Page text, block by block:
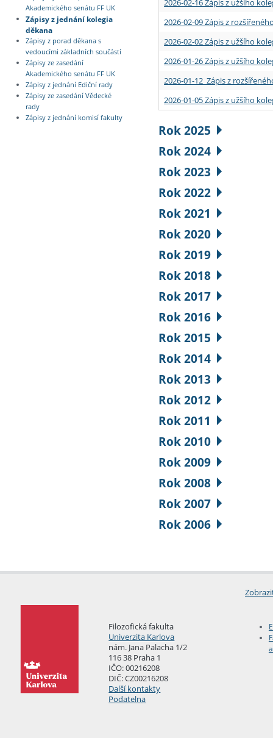
Akademického senátu FF UK
Zápisy z jednání kolegia
děkana
Zápisy z porad děkana s
vedoucími základních součástí
Zápisy ze zasedání
Akademického senátu FF UK
Zápisy z jednání Ediční rady
Zápisy ze zasedání Vědecké
rady
Zápisy z jednání komisí fakulty
2026-02-16 Zápis z užšího
2026-02-09 Zápis z
2026-02-02 Zápis z užšího
2026-01-26 Zápis z užšího
2026-01-12 Zápis z
2026-01-05 Zápis z užšího
Rok 2025
Rok 2024
Rok 2023
Rok 2022
Rok 2021
Rok 2020
Rok 2019
Rok 2018
Rok 2017
Rok 2016
Rok 2015
Rok 2014
Rok 2013
Rok 2012
Rok 2011
Rok 2010
Rok 2009
Rok 2008
Rok 2007
Rok 2006
Filozofická fakulta
Univerzita Karlova
nám. Jana Palacha 1/2
116 38 Praha 1
IČO: 00216208
DIČ: CZ00216208
Další kontakty
Podatelna